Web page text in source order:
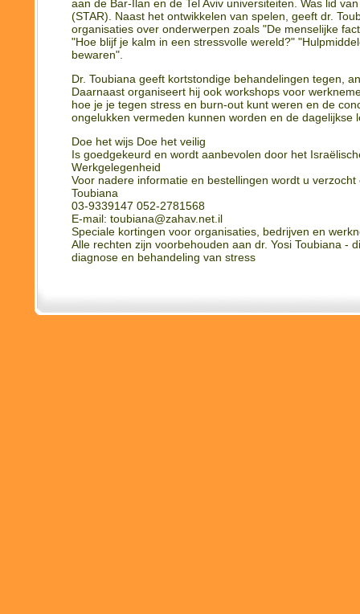
aan de Bar-Ilan en de Tel Aviv universiteiten. Was lid
(STAR). Naast het ontwikkelen van spelen, geeft dr.
organisaties over onderwerpen zoals "De menselijke
"Hoe blijf je kalm in een stressvolle wereld?"
bewaren".
Dr. Toubiana geeft kortstondige behandelingen tegen,
Daarnaast organiseert hij ook workshops voor
hoe je je tegen stress en burn-out kunt weren en de
ongelukken vermeden kunnen worden en de dagelijkse
Doe het wijs Doe het veilig
Is goedgekeurd en wordt aanbevolen door het
Werkgelegenheid
Voor nadere informatie en bestellingen wordt u
Toubiana
03-9339147 052-2781568
E-mail: toubiana@zahav.net.il
Speciale kortingen voor organisaties, bedrijven en
Alle rechten zijn voorbehouden aan dr. Yosi Toubiana -
diagnose en behandeling van stress